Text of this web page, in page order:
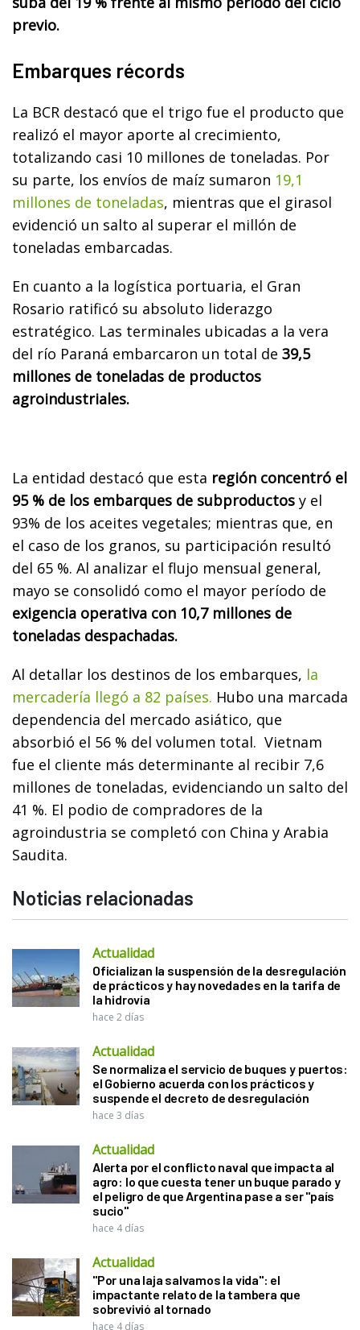
Seguí leyendo
Mercado de granos, qué pasa con los
Aapresid en La Posta
El total del volumen embarcadoincluye
productos de origen de Bolivia y Paraguay,pero
que se exportaron por los puertos argentinos.
Entre enero y junio, las terminales despacharon
35,8 millones de toneladas, anotando una
suba del 19 % frente al mismo período del ciclo
Embarques récords
La BCR destacó que el trigo fue el producto que
realizó el mayor aporte al crecimiento,
totalizando casi 10 millones de toneladas. Por
evidenció un salto al superar el millón de
toneladas embarcadas.
En cuanto a la logística portuaria, el Gran
Rosario ratificó su absoluto liderazgo
estratégico. Las terminales ubicadas a la vera
del río Paraná embarcaron un total de39,5
millones de toneladas de productos
agroindustriales.
La entidad destacó que estaregión concentró el
95 % de los embarques de subproductosy el
93% de los aceites vegetales; mientras que, en
del 65 %. Al analizar el flujo mensual general,
mayo se consolidó como el mayor período de
exigencia operativa con 10,7 millones de
toneladas despachadas.
Al detallar los destinos de los embarques,la
mercadería llegó a 82 países.Hubo una marcada
dependencia del mercado asiático, que
absorbió el 56 % del volumen total. Vietnam
fue el cliente más determinante al recibir 7,6
millones de toneladas, evidenciando un salto del
41 %. El podio de compradores de la
agroindustria se completó con China y Arabia